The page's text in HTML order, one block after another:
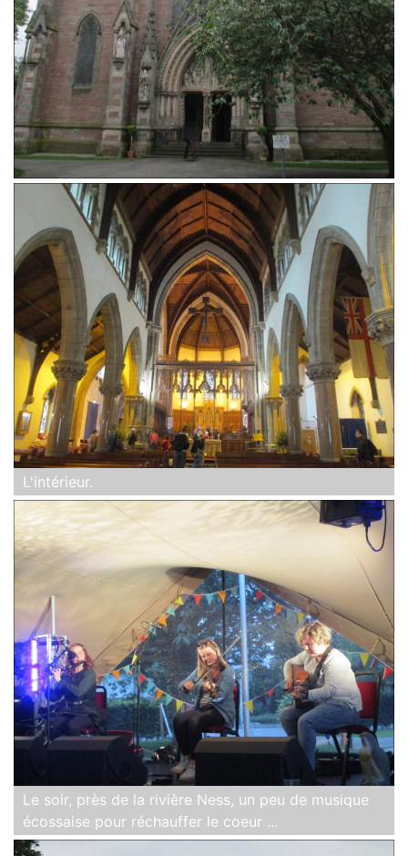
L'intérieur.
Le soir, près de la rivière Ness, un peu de musique
écossaise pour réchauffer le coeur ...